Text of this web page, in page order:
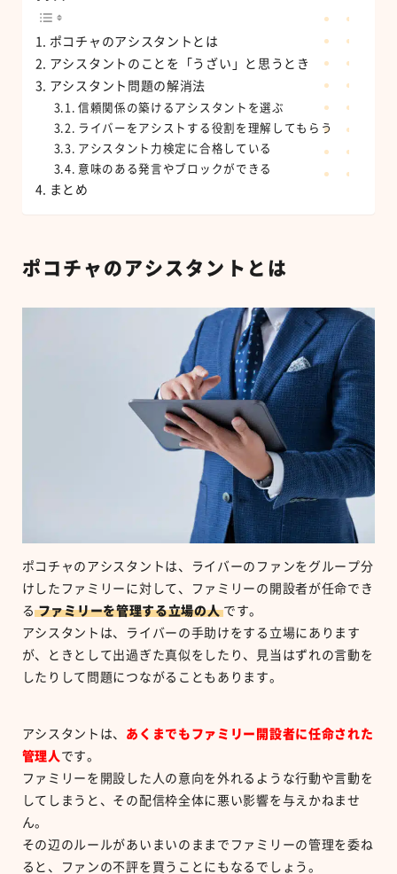
ポコチャのアシスタントとは
アシスタントのことを「うざい」と思うとき
アシスタント問題の解消法
信頼関係の築けるアシスタントを選ぶ
ライバーをアシストする役割を理解してもらう
アシスタント力検定に合格している
意味のある発言やブロックができる
まとめ
ポコチャのアシスタントとは
ポコチャのアシスタントは、ライバーのファンをグループ分
けしたファミリーに対して、ファミリーの開設者が任命でき
る ファミリーを管理する立場の人 です。
アシスタントは、ライバーの手助けをする立場にあります
が、ときとして出過ぎた真似をしたり、見当はずれの言動を
したりして問題につながることもあります。
アシスタントは、 あくまでもファミリー開設者に任命された
管理人 です。
ファミリーを開設した人の意向を外れるような行動や言動を
してしまうと、その配信枠全体に悪い影響を与えかねませ
ん。
その辺のルールがあいまいのままでファミリーの管理を委ね
ると、ファンの不評を買うことにもなるでしょう。